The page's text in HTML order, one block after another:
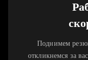
Поднимем
откликнемся за